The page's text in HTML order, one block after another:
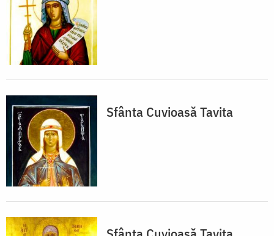
Sfânta Cuvioasă Tavita